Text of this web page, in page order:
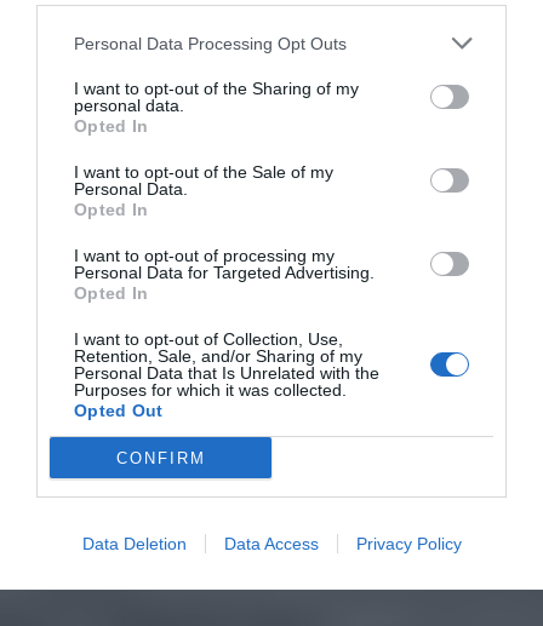
Personal Data Processing Opt Outs
I want to opt-out of the Sharing of my
personal data.
Opted In
I want to opt-out of the Sale of my
Personal Data.
Opted In
I want to opt-out of processing my
Personal Data for Targeted Advertising.
Opted In
I want to opt-out of Collection, Use,
Retention, Sale, and/or Sharing of my
Personal Data that Is Unrelated with the
Purposes for which it was collected.
Opted Out
CONFIRM
Data Deletion Data Access Privacy Policy